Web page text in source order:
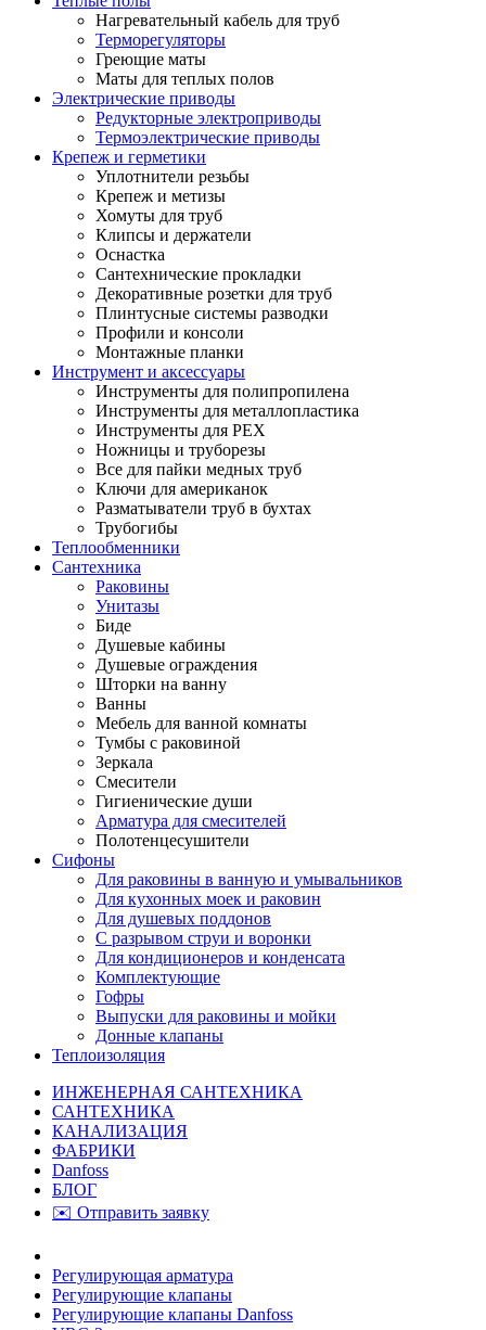
Нагревательный кабель для труб
Терморегуляторы
Греющие маты
Маты для теплых полов
Электрические приводы
Редукторные электроприводы
Термоэлектрические приводы
Крепеж и герметики
Уплотнители резьбы
Крепеж и метизы
Хомуты для труб
Клипсы и держатели
Оснастка
Сантехнические прокладки
Декоративные розетки для труб
Плинтусные системы разводки
Профили и консоли
Монтажные планки
Инструмент и аксессуары
Инструменты для полипропилена
Инструменты для металлопластика
Инструменты для PEX
Ножницы и труборезы
Все для пайки медных труб
Ключи для американок
Разматыватели труб в бухтах
Трубогибы
Теплообменники
Сантехника
Раковины
Унитазы
Биде
Душевые кабины
Душевые ограждения
Шторки на ванну
Ванны
Мебель для ванной комнаты
Тумбы с раковиной
Зеркала
Смесители
Гигиенические души
Арматура для смесителей
Полотенцесушители
Сифоны
Для раковины в ванную и умывальников
Для кухонных моек и раковин
Для душевых поддонов
С разрывом струи и воронки
Для кондиционеров и конденсата
Комплектующие
Гофры
Выпуски для раковины и мойки
Донные клапаны
Теплоизоляция
ИНЖЕНЕРНАЯ САНТЕХНИКА
САНТЕХНИКА
КАНАЛИЗАЦИЯ
ФАБРИКИ
Danfoss
БЛОГ
✉️ Отправить заявку
Регулирующая арматура
Регулирующие клапаны
Регулирующие клапаны Danfoss